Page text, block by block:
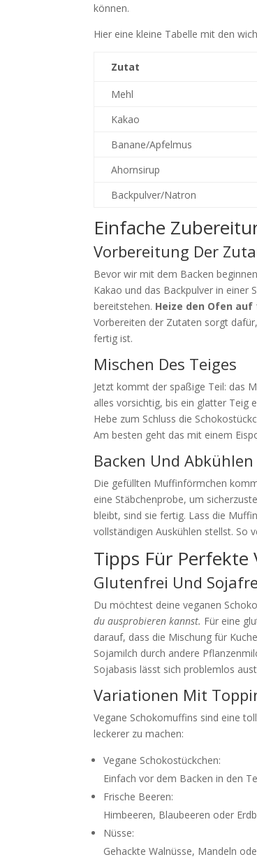
können.
Hier eine kleine Tabelle mit den
Zutat
Mehl
Kakao
Banane/Apfelmus
Ahornsirup
Backpulver/Natron
Einfache
Vorbereitung Der
Bevor wir mit dem Backen
Kakao und das Backpulver in einer
bereitstehen. Heize den Ofen auf
Vorbereiten der Zutaten sorgt
fertig ist.
Mischen Des Teiges
Jetzt kommt der spaßige Teil: das
alles vorsichtig, bis ein glatter Teig
Hebe zum Schluss die
Am besten geht das mit einem
Backen Und Abkühlen
Die gefüllten Muffinförmchen
eine Stäbchenprobe, um
bleibt, sind sie fertig. Lass die
vollständigen Auskühlen stellst. So
Tipps Für Perfekte
Glutenfrei Und
Du möchtest deine veganen
du ausprobieren kannst. Für eine
darauf, dass die Mischung für
Sojamilch durch andere
Sojabasis lässt sich problemlos
Variationen Mit
Vegane Schokomuffins sind eine
leckerer zu machen:
Vegane Schokostückchen:
Einfach vor dem Backen in den
Frische Beeren:
Himbeeren, Blaubeeren oder
Nüsse:
Gehackte Walnüsse, Mandeln